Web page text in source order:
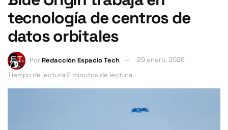
tecnología de centros de
datos orbitales
PorRedacción Espacio Tech
29 enero, 2026
Tiempo de lectura:2 minutos de lectura